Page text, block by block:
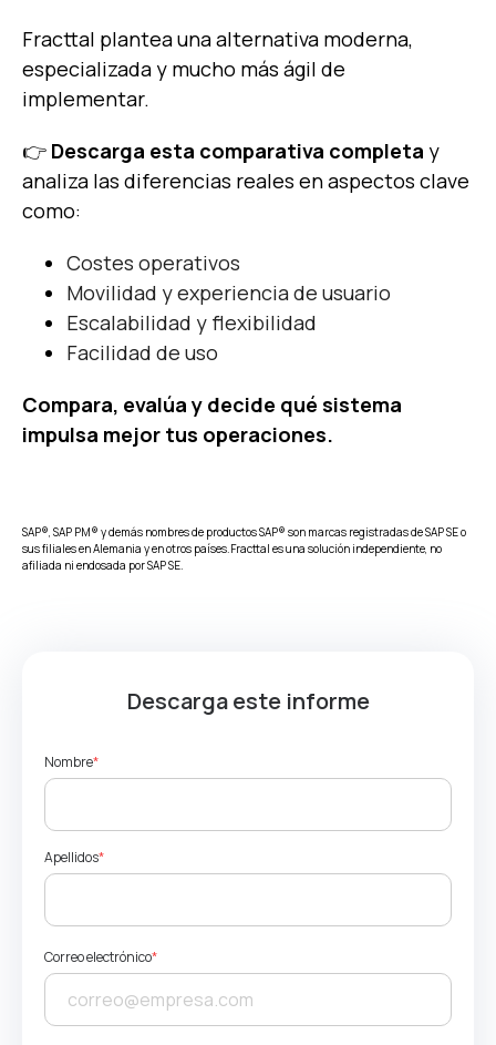
Fracttal plantea una alternativa moderna,
especializada y mucho más ágil de
implementar.
👉 Descarga esta comparativa completa y
analiza las diferencias reales en aspectos clave
como:
Costes operativos
Movilidad y experiencia de usuario
Escalabilidad y flexibilidad
Facilidad de uso
Compara, evalúa y decide qué sistema
impulsa mejor tus operaciones.
SAP®, SAP PM® y demás nombres de productos SAP® son marcas registradas de SAP SE o
sus filiales en Alemania y en otros países.Fracttal es una solución independiente, no
afiliada ni endosada por SAP SE.
Descarga este informe
Nombre*
Apellidos*
Correo electrónico*